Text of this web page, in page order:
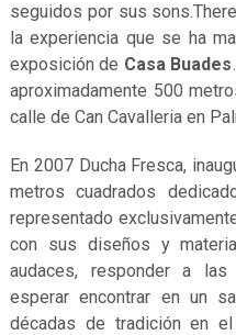
seguidos por sus
la experiencia que se ha
exposición de Casa Buades
aproximadamente 500
calle de Can Cavalleria en
En 2007 Ducha Fresca,
metros cuadrados
representado
con sus diseños y
audaces, responder a
esperar encontrar en un
décadas de tradición en